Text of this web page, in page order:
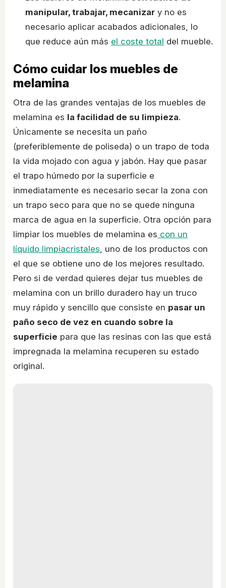
manipular, trabajar, mecanizar y no es
necesario aplicar acabados adicionales, lo
que reduce aún más el coste total del mueble.
Cómo cuidar los muebles de
melamina
Otra de las grandes ventajas de los muebles de
melamina es la facilidad de su limpieza.
Únicamente se necesita un paño
(preferiblemente de poliseda) o un trapo de toda
la vida mojado con agua y jabón. Hay que pasar
el trapo húmedo por la superficie e
inmediatamente es necesario secar la zona con
un trapo seco para que no se quede ninguna
marca de agua en la superficie. Otra opción para
limpiar los muebles de melamina es con un
líquido limpiacristales, uno de los productos con
el que se obtiene uno de los mejores resultado.
Pero si de verdad quieres dejar tus muebles de
melamina con un brillo duradero hay un truco
muy rápido y sencillo que consiste en pasar un
paño seco de vez en cuando sobre la
superficie para que las resinas con las que está
impregnada la melamina recuperen su estado
original.